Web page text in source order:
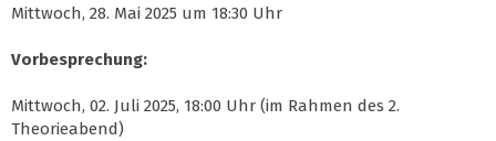
Mittwoch, 28. Mai 2025 um 18:30 Uhr
Vorbesprechung:
Mittwoch, 02. Juli 2025, 18:00 Uhr (im Rahmen des 2.
Theorieabend)